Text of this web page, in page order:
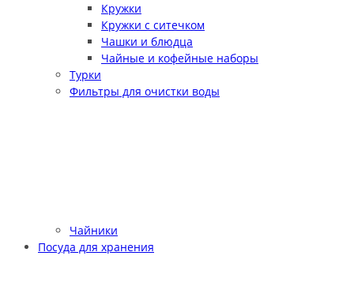
Кружки
Кружки с ситечком
Чашки и блюдца
Чайные и кофейные наборы
Турки
Фильтры для очистки воды
Чайники
Посуда для хранения